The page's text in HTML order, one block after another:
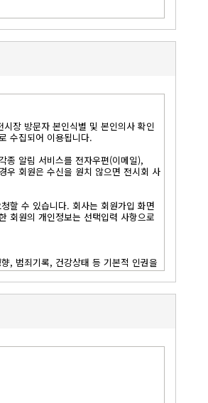
명의로 등록하지 않은 사용자는 일체의
는 경우 회사는 해당 게시물을 삭제 할
수 있고 필요시에는 서비스를 완전히 중
경우 본 조치는 생략됩니다.
장 방문자 본인식별 및 본인의사 확인
수집되어 이용됩니다.
종 알림 서비스를 전자우편(이메일),
우 회원은 수신을 원치 않으면 전시회 사
할 수 있습니다. 회사는 회원가입 화면
회원의 개인정보는 선택입력 사항으로
, 범죄기록, 건강상태 등 기본적 인권을